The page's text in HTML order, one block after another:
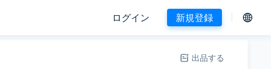
ログイン 新規登録
出品する